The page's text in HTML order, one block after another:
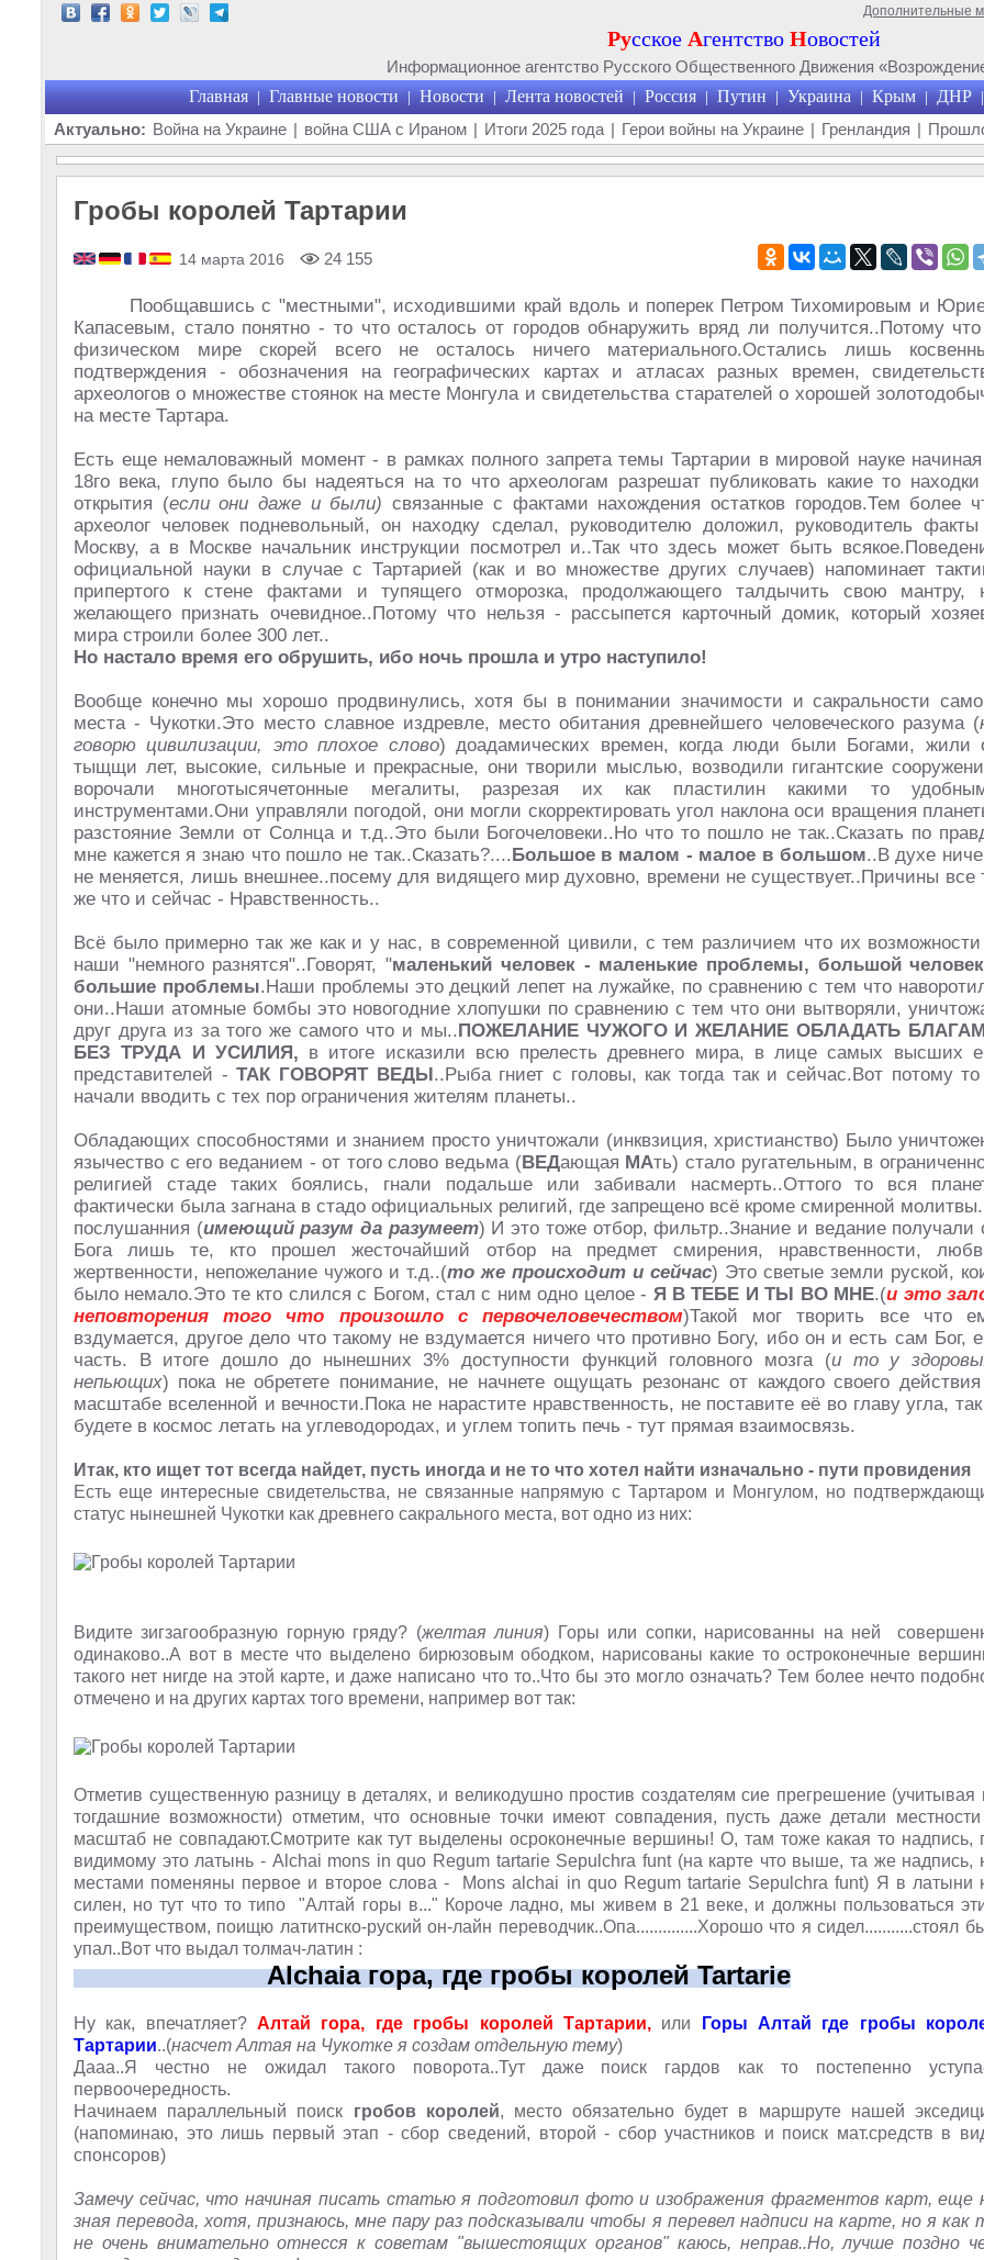
Дополнительные
Русское Агентство Новостей
Информационное агентство Русского Общественного Движения
Главная | Главные новости | Новости | Лента новостей | Россия | Путин | Украина | Крым | ДНР |
Актуально: Война на Украине | война США с Ираном | Итоги 2025 года | Герои войны на Украине | Гренландия |
Гробы королей Тартарии
14 марта 2016 24 155
Пообщавшись с "местными", исходившими край вдоль и поперек Петром Тихомировым и
Капасевым, стало понятно - то что осталось от городов обнаружить вряд ли получится..Потому
физическом мире скорей всего не осталось ничего материального.Остались лишь
подтверждения - обозначения на географических картах и атласах разных времен,
археологов о множестве стоянок на месте Монгула и свидетельства старателей о хорошей
на месте Тартара.
Есть еще немаловажный момент - в рамках полного запрета темы Тартарии в мировой науке
18го века, глупо было бы надеяться на то что археологам разрешат публиковать какие то
открытия (если они даже и были) связанные с фактами нахождения остатков городов.Тем более
археолог человек подневольный, он находку сделал, руководителю доложил, руководитель
Москву, а в Москве начальник инструкции посмотрел и..Так что здесь может быть
официальной науки в случае с Тартарией (как и во множестве других случаев) напоминает
припертого к стене фактами и тупящего отморозка, продолжающего талдычить свою мантру,
желающего признать очевидное..Потому что нельзя - рассыпется карточный домик, который
мира строили более 300 лет..
Но настало время его обрушить, ибо ночь прошла и утро наступило!
Вообще конечно мы хорошо продвинулись, хотя бы в понимании значимости и сакральности
места - Чукотки.Это место славное издревле, место обитания древнейшего человеческого разума (
говорю цивилизации, это плохое слово) доадамических времен, когда люди были Богами, жили
тыщщи лет, высокие, сильные и прекрасные, они творили мыслью, возводили гигантские
ворочали многотысячетонные мегалиты, разрезая их как пластилин какими то
инструментами.Они управляли погодой, они могли скорректировать угол наклона оси вращения
разстояние Земли от Солнца и т.д..Это были Богочеловеки..Но что то пошло не так..Сказать по
мне кажется я знаю что пошло не так..Сказать?....Большое в малом - малое в большом..В духе
не меняется, лишь внешнее..посему для видящего мир духовно, времени не существует..Причины все
же что и сейчас - Нравственность..
Всё было примерно так же как и у нас, в современной цивили, с тем различием что их
наши "немного разнятся"..Говорят, "маленький человек - маленькие проблемы, большой
большие проблемы.Наши проблемы это децкий лепет на лужайке, по сравнению с тем что
они..Наши атомные бомбы это новогодние хлопушки по сравнению с тем что они вытворяли,
друг друга из за того же самого что и мы..ПОЖЕЛАНИЕ ЧУЖОГО И ЖЕЛАНИЕ ОБЛАДАТЬ
БЕЗ ТРУДА И УСИЛИЯ, в итоге исказили всю прелесть древнего мира, в лице самых высших
представителей -ТАК ГОВОРЯТ ВЕДЫ..Рыба гниет с головы, как тогда так и сейчас.Вот потому
начали вводить с тех пор ограничения жителям планеты..
Обладающих способностями и знанием просто уничтожали (инквзиция, христианство) Было
язычество с его веданием - от того слово ведьма (ВЕДающая МАть) стало ругательным, в
религией стаде таких боялись, гнали подальше или забивали насмерть..Оттого то вся
фактически была загнана в стадо официальных религий, где запрещено всё кроме смиренной
послушанния (имеющий разум да разумеет) И это тоже отбор, фильтр..Знание и ведание получали
Бога лишь те, кто прошел жесточайший отбор на предмет смирения, нравственности,
жертвенности, непожелание чужого и т.д..(то же происходит и сейчас) Это светые земли руской,
было немало.Это те кто слился с Богом, стал с ним одно целое - Я В ТЕБЕ И ТЫ ВО МНЕ.(и это
неповторения того что произошло с первочеловечеством)Такой мог творить все что
вздумается, другое дело что такому не вздумается ничего что противно Богу, ибо он и есть сам Бог,
часть. В итоге дошло до нынешних 3% доступности функций головного мозга (и то у
непьющих) пока не обретете понимание, не начнете ощущать резонанс от каждого своего
масштабе вселенной и вечности.Пока не нарастите нравственность, не поставите её во главу угла,
будете в космос летать на углеводородах, и углем топить печь - тут прямая взаимосвязь.
Итак, кто ищет тот всегда найдет, пусть иногда и не то что хотел найти изначально - пути провидения
Есть еще интересные свидетельства, не связанные напрямую с Тартаром и Монгулом, но
статус нынешней Чукотки как древнего сакрального места, вот одно из них:
Видите зигзагообразную горную гряду? (желтая линия) Горы или сопки, нарисованны на ней
одинаково..А вот в месте что выделено бирюзовым ободком, нарисованы какие то остроконечные
такого нет нигде на этой карте, и даже написано что то..Что бы это могло означать? Тем более нечто
отмечено и на других картах того времени, например вот так:
Отметив существенную разницу в деталях, и великодушно простив создателям сие прегрешение (учитывая
тогдашние возможности) отметим, что основные точки имеют совпадения, пусть даже детали
масштаб не совпадают.Смотрите как тут выделены осроконечные вершины! О, там тоже какая то надпись,
видимому это латынь - Alchai mons in quo Regum tartarie Sepulchra funt (на карте что выше, та же надпись,
местами поменяны первое и второе слова - Мonsalchai in quo Regum tartarie Sepulchra funt) Я в латыни
силен, но тут что то типо "Алтай горы в..." Короче ладно, мы живем в 21 веке, и должны пользоваться
преимуществом, поищю латитнско-руский он-лайн переводчик..Опа..............Хорошо что я сидел...........стоял
упал..Вот что выдал толмач-латин :
Alchaia гора, где гробы королей Tartarie
Ну как, впечатляет?Алтай гора, где гробы королей Тартарии,или
Горы Алтай где гробы
Тартарии..(насчет Алтая на Чукотке я создам отдельную тему)
Дааа..Я честно не ожидал такого поворота..Тут даже поиск гардов как то постепенно
первоочередность.
Начинаем параллельный поиск гробов королей, место обязательно будет в маршруте нашей
(напоминаю, это лишь первый этап - сбор сведений, второй - сбор участников и поиск мат.средств в
спонсоров)
Замечу сейчас, что начиная писать статью я подготовил фото и изображения фрагментов карт, еще
зная перевода, хотя, признаюсь, мне пару раз подсказывали чтобы я перевел надписи на карте, но я как
не очень внимательно отнесся к советам "вышестоящих органов" каюсь, неправ..Но, лучше поздно